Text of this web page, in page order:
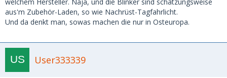
aus'm Zubehör-Laden, so wie Nachrüst-Tagfahrlicht.
Und da denkt man, sowas machen die nur in Osteuropa.
User333339